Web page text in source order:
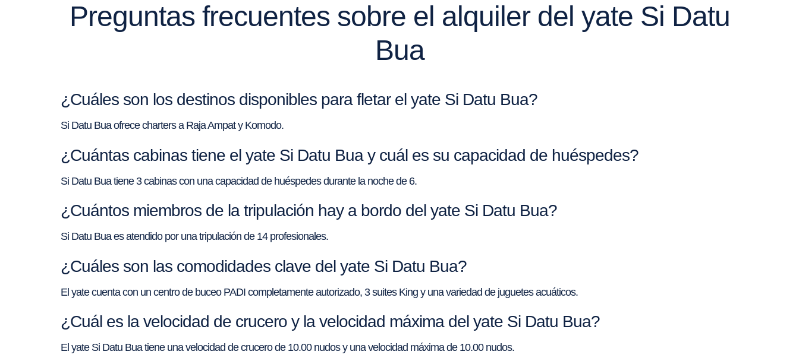
Preguntas frecuentes sobre el alquiler del yate Si Datu
Bua
¿Cuáles son los destinos disponibles para fletar el yate Si Datu Bua?
Si Datu Bua ofrece charters a Raja Ampat y Komodo.
¿Cuántas cabinas tiene el yate Si Datu Bua y cuál es su capacidad de huéspedes?
Si Datu Bua tiene 3 cabinas con una capacidad de huéspedes durante la noche de 6.
¿Cuántos miembros de la tripulación hay a bordo del yate Si Datu Bua?
Si Datu Bua es atendido por una tripulación de 14 profesionales.
¿Cuáles son las comodidades clave del yate Si Datu Bua?
El yate cuenta con un centro de buceo PADI completamente autorizado, 3 suites King y una variedad de juguetes acuáticos.
¿Cuál es la velocidad de crucero y la velocidad máxima del yate Si Datu Bua?
El yate Si Datu Bua tiene una velocidad de crucero de 10.00 nudos y una velocidad máxima de 10.00 nudos.